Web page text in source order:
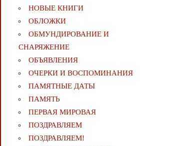
НОВЫЕ КНИГИ
ОБЛОЖКИ
ОБМУНДИРОВАНИЕ И
СНАРЯЖЕНИЕ
ОБЪЯВЛЕНИЯ
ОЧЕРКИ И ВОСПОМИНАНИЯ
ПАМЯТНЫЕ ДАТЫ
ПАМЯТЬ
ПЕРВАЯ МИРОВАЯ
ПОЗДРАВЛЯЕМ
ПОЗДРАВЛЯЕМ!